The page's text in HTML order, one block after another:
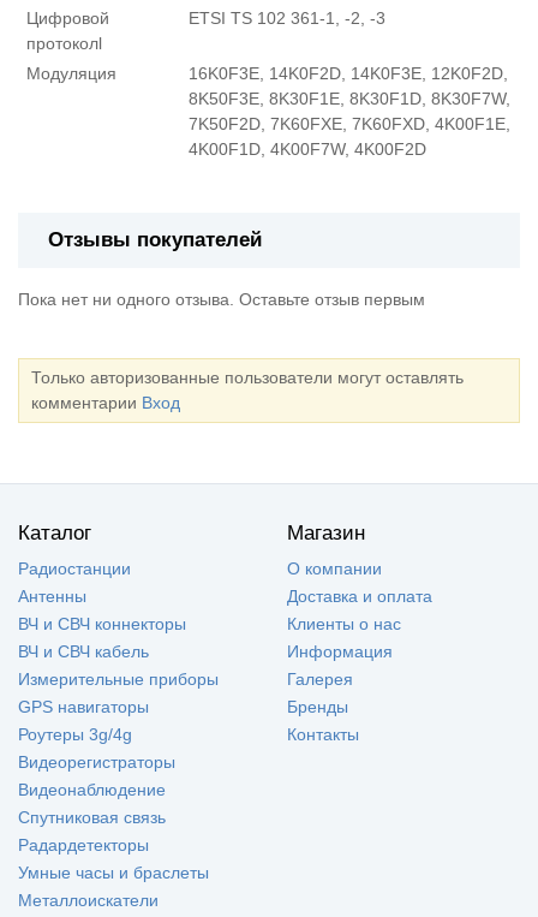
Цифровой
протоколl
ETSI TS 102 361-1, -2, -3
Модуляция
16K0F3E, 14K0F2D, 14K0F3E, 12K0F2D,
8K50F3E, 8K30F1E, 8K30F1D, 8K30F7W,
7K50F2D, 7K60FXE, 7K60FXD, 4K00F1E,
4K00F1D, 4K00F7W, 4K00F2D
Отзывы покупателей
Пока нет ни одного отзыва. Оставьте отзыв первым
Только авторизованные пользователи могут оставлять
комментарии Вход
Каталог
Радиостанции
Антенны
ВЧ и СВЧ коннекторы
ВЧ и СВЧ кабель
Измерительные приборы
GPS навигаторы
Роутеры 3g/4g
Видеорегистраторы
Видеонаблюдение
Спутниковая связь
Радардетекторы
Умные часы и браслеты
Металлоискатели
Магазин
О компании
Доставка и оплата
Клиенты о нас
Информация
Галерея
Бренды
Контакты